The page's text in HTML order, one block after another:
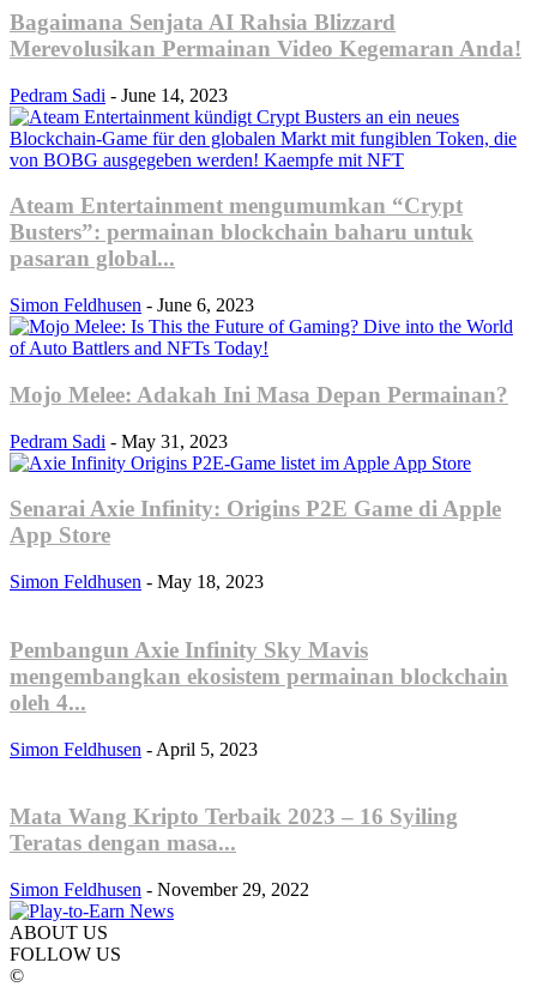
Bagaimana Senjata AI Rahsia Blizzard
Merevolusikan Permainan Video Kegemaran Anda!
Pedram Sadi - June 14, 2023
Ateam Entertainment mengumumkan “Crypt
Busters”: permainan blockchain baharu untuk
pasaran global...
Simon Feldhusen - June 6, 2023
Mojo Melee: Adakah Ini Masa Depan Permainan?
Pedram Sadi - May 31, 2023
Senarai Axie Infinity: Origins P2E Game di Apple
App Store
Simon Feldhusen - May 18, 2023
Pembangun Axie Infinity Sky Mavis
mengembangkan ekosistem permainan blockchain
oleh 4...
Simon Feldhusen - April 5, 2023
Mata Wang Kripto Terbaik 2023 – 16 Syiling
Teratas dengan masa...
Simon Feldhusen - November 29, 2022
ABOUT US
FOLLOW US
©